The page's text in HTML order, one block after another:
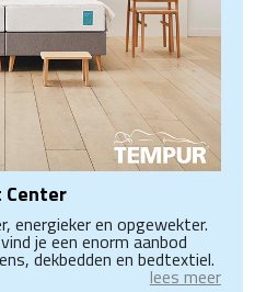
Center
energieker en opgewekter.
je een enorm aanbod
dekbedden en bedtextiel.
lees meer